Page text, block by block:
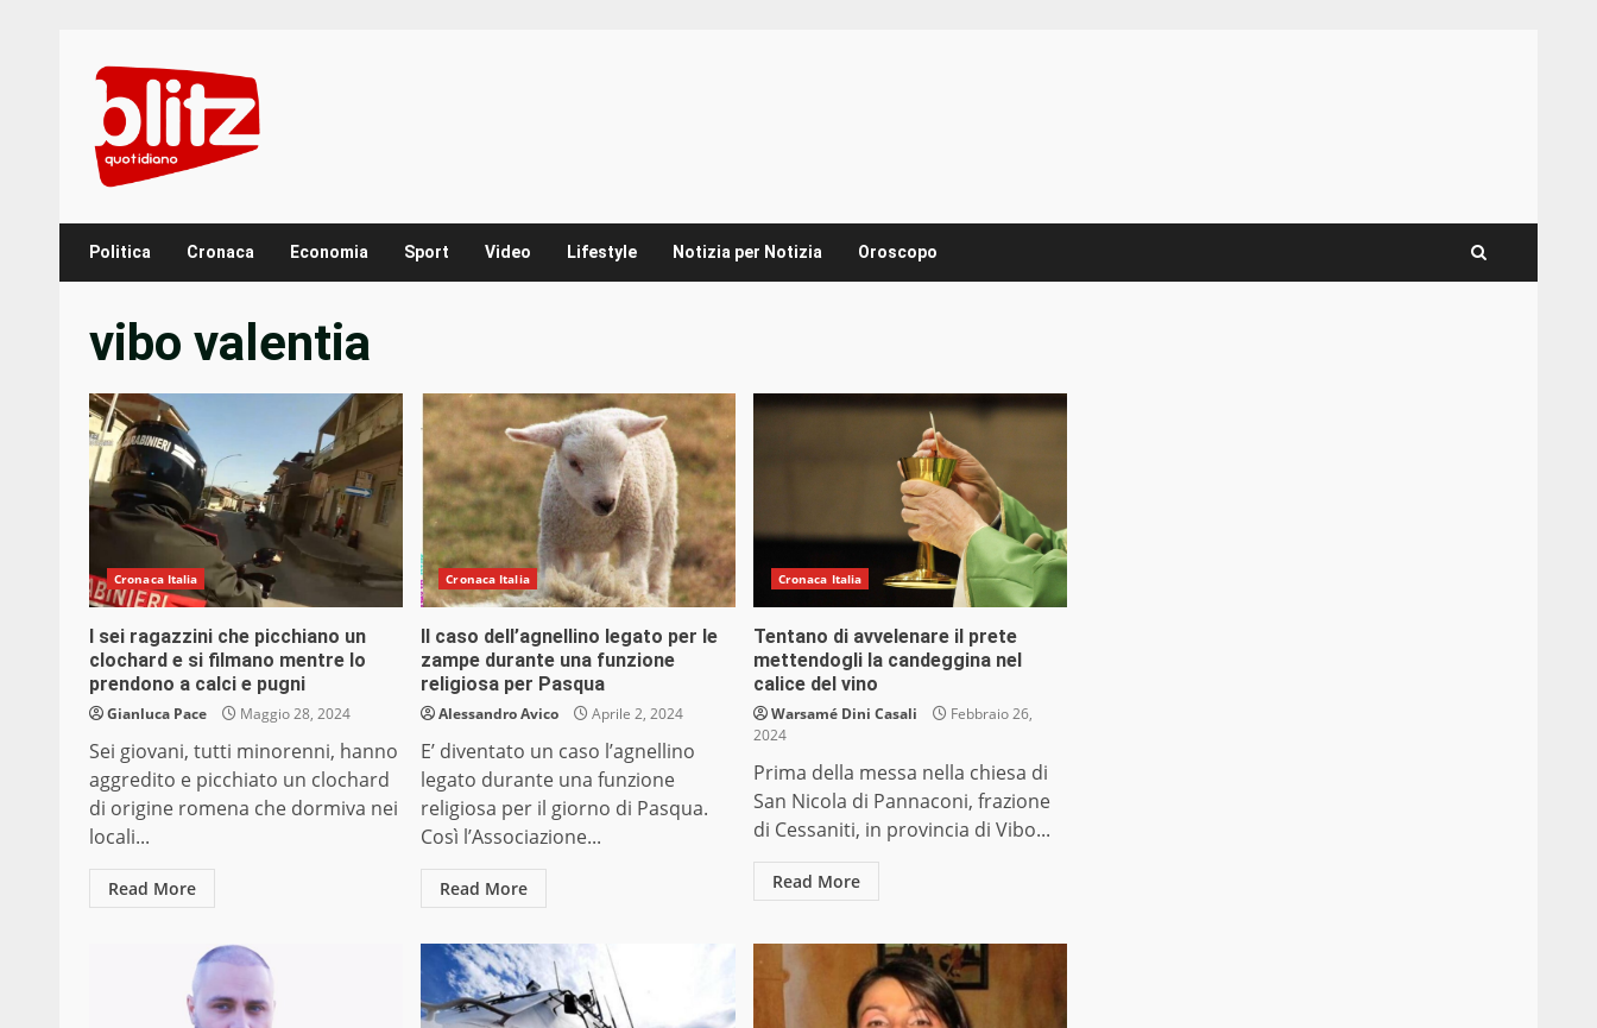
content
Politica Cronaca Economia Sport Video Lifestyle Notizia per Notizia Oroscopo
vibo valentia
Cronaca Italia
I sei ragazzini che picchiano un
clochard e si filmano mentre lo
prendono a calci e pugni
Gianluca Pace Maggio 28, 2024
Sei giovani, tutti minorenni, hanno
aggredito e picchiato un clochard
di origine romena che dormiva nei
locali...
Read More
Cronaca Italia
Il caso dell’agnellino legato per le
zampe durante una funzione
religiosa per Pasqua
Alessandro Avico Aprile 2, 2024
E’ diventato un caso l’agnellino
legato durante una funzione
religiosa per il giorno di Pasqua.
Così l’Associazione...
Read More
Cronaca Italia
Tentano di avvelenare il prete
mettendogli la candeggina nel
calice del vino
Warsamé Dini Casali
Febbraio 26,
2024
Prima della messa nella chiesa di
San Nicola di Pannaconi, frazione
di Cessaniti, in provincia di Vibo...
Read More